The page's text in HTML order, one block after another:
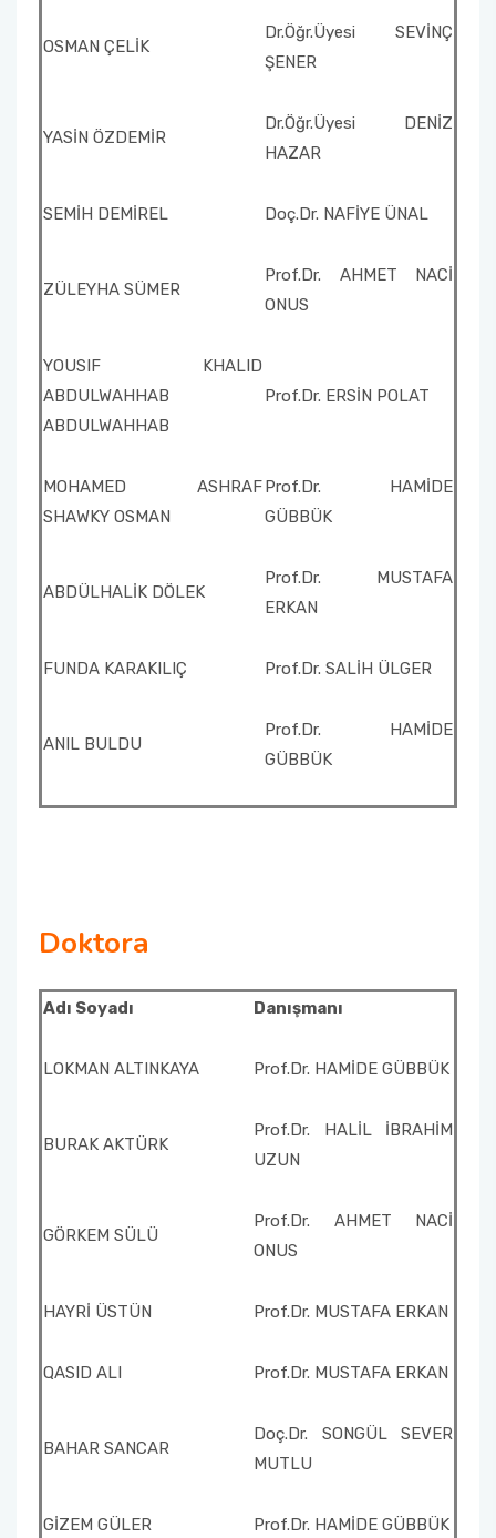
OSMAN ÇELİK
Dr.Öğr.Üyesi SEVİNÇ
ŞENER
YASİN ÖZDEMİR
Dr.Öğr.Üyesi DENİZ
HAZAR
SEMİH DEMİREL Doç.Dr. NAFİYE ÜNAL
ZÜLEYHA SÜMER
Prof.Dr. AHMET NACİ
ONUS
YOUSIF KHALID
ABDULWAHHAB
ABDULWAHHAB
Prof.Dr. ERSİN POLAT
MOHAMED ASHRAF
SHAWKY OSMAN
Prof.Dr. HAMİDE
GÜBBÜK
ABDÜLHALİK DÖLEK
Prof.Dr. MUSTAFA
ERKAN
FUNDA KARAKILIÇ Prof.Dr. SALİH ÜLGER
ANIL BULDU
Prof.Dr. HAMİDE
GÜBBÜK
Doktora
Adı Soyadı Danışmanı
LOKMAN ALTINKAYA Prof.Dr. HAMİDE GÜBBÜK
BURAK AKTÜRK
Prof.Dr. HALİL İBRAHİM
UZUN
GÖRKEM SÜLÜ
Prof.Dr. AHMET NACİ
ONUS
HAYRİ ÜSTÜN Prof.Dr. MUSTAFA ERKAN
QASID ALI Prof.Dr. MUSTAFA ERKAN
BAHAR SANCAR
Doç.Dr. SONGÜL SEVER
MUTLU
GİZEM GÜLER Prof.Dr. HAMİDE GÜBBÜK